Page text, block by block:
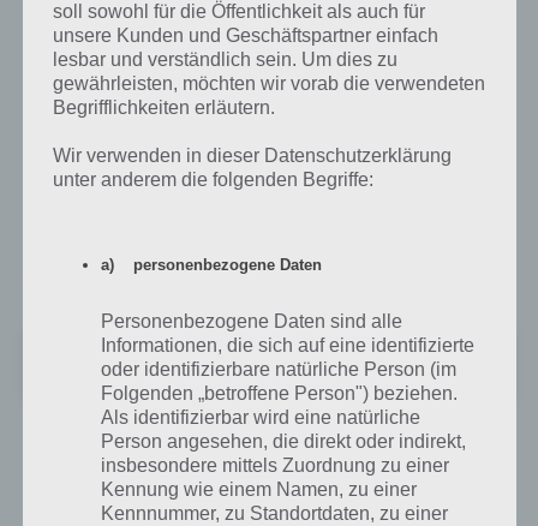
Gerade das macht die Schwierigkeit in der App Triple Jump aus. Auch
diese kann kostenlos heruntergeladen werden, finanziert sich jedoch
über Werbung, die über einen In-App-Kauf entfernt werden kann.
Triple Jump für Android im Google Play Store
Triple Jump kann im Google Play Store kostenlos geladen werden
Jump auf 4,3 Sterne kommt.
Triple Jump
Preis:Kostenlos+
App für iPhone, iPad und iPod Touch im
iTunes App Store
soll sowohl für die Öffentlichkeit als auch für
unsere Kunden und Geschäftspartner einfach
lesbar und verständlich sein. Um dies zu
gewährleisten, möchten wir vorab die verwendeten
Begrifflichkeiten erläutern.
Wir verwenden in dieser Datenschutzerklärung
unter anderem die folgenden Begriffe:
a) personenbezogene Daten
Personenbezogene Daten sind alle
Informationen, die sich auf eine identifizierte
oder identifizierbare natürliche Person (im
Folgenden „betroffene Person") beziehen.
Als identifizierbar wird eine natürliche
Person angesehen, die direkt oder indirekt,
insbesondere mittels Zuordnung zu einer
Kennung wie einem Namen, zu einer
Kennnummer, zu Standortdaten, zu einer